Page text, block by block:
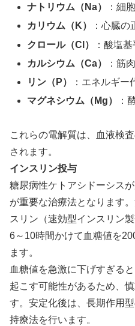
ナトリウム（Na）
：細
カリウム（K）
：心臓
クロール（Cl）
：酸塩
カルシウム（Ca）
：筋
リン（P）
：エネルギー
マグネシウム（Mg）
：
これらの電解質は、血液検
されます。
インスリン投与
糖尿病性ケトアシドーシス
が重要な治療法となります
スリン（速効型インスリン
6～10時間かけて血糖値を
ます。
血糖値を急激に下げすぎる
起こす可能性があるため、
す。安定化後は、長期作用
持療法を行います。